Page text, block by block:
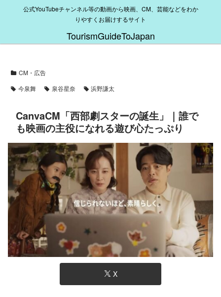
公式YouTubeチャンネル等の動画から映画、CM、芸能などをわか
りやすくお届けするサイト
TourismGuideToJapan
CM・広告
今泉舞
泉谷星奈 浜野謙太
CanvaCM「西部劇スターの誕生」｜誰で
も映画の主役になれる遊び心たっぷり
X